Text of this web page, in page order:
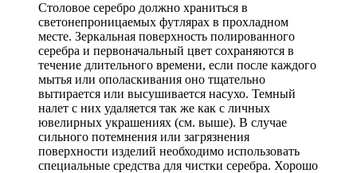
Столовое серебро должно храниться в
светонепроницаемых футлярах в прохладном
месте. Зеркальная поверхность полированного
серебра и первоначальный цвет сохраняются в
течение длительного времени, если после каждого
мытья или ополаскивания оно тщательно
вытирается или высушивается насухо. Темный
налет с них удаляется так же как с личных
ювелирных украшениях (см. выше). В случае
сильного потемнения или загрязнения
поверхности изделий необходимо использовать
специальные средства для чистки серебра. Хорошо